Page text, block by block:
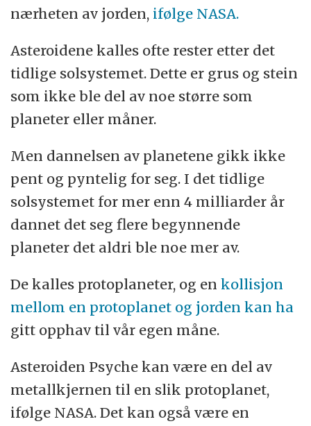
nærheten av jorden, ifølge NASA.
Asteroidene kalles ofte rester etter det
tidlige solsystemet. Dette er grus og stein
som ikke ble del av noe større som
planeter eller måner.
Men dannelsen av planetene gikk ikke
pent og pyntelig for seg. I det tidlige
solsystemet for mer enn 4 milliarder år
dannet det seg flere begynnende
planeter det aldri ble noe mer av.
De kalles protoplaneter, og en kollisjon
mellom en protoplanet og jorden kan ha
gitt opphav til vår egen måne.
Asteroiden Psyche kan være en del av
metallkjernen til en slik protoplanet,
ifølge NASA. Det kan også være en